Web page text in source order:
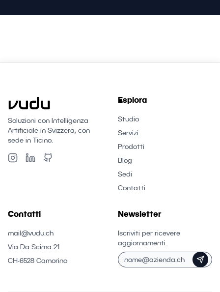
Soluzioni con Intelligenza
Artificiale in Svizzera, con
sede in Ticino.
Esplora
Studio
Servizi
Prodotti
Blog
Sedi
Contatti
Contatti
mail@vudu.ch
Via Da Scima 21
CH-6528 Camorino
Newsletter
Iscriviti per ricevere
aggiornamenti.